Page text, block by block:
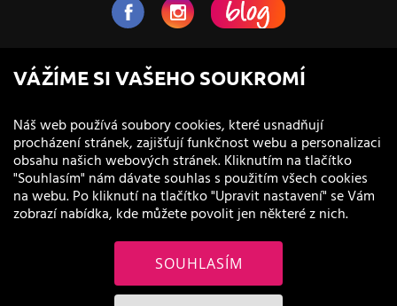
NaVlas.cz - Vlasová kosmetika
provozovatel e-shopu a prodejen
VÁŽÍME SI VAŠEHO SOUKROMÍ
Náš web používá soubory cookies, které usnadňují
procházení stránek, zajišťují funkčnost webu a personalizaci
obsahu našich webových stránek. Kliknutím na tlačítko
"Souhlasím" nám dávate souhlas s použitím všech cookies
na webu. Po kliknutí na tlačítko "Upravit nastavení" se Vám
zobrazí nabídka, kde můžete povolit jen některé z nich.
SOUHLASÍM